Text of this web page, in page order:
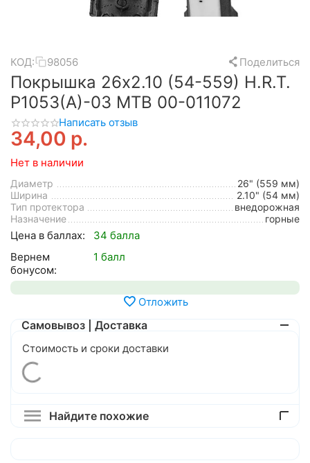
КОД: 98056 Поделиться
Покрышка 26x2.10 (54-559) H.R.T.
P1053(А)-03 MTB 00-011072
Написать отзыв
34,00 р.
Нет в наличии
Диаметр
26" (559 мм)
Ширина
2.10" (54 мм)
Тип протектора
внедорожная
Назначение
горные
Цена в баллах:
34 балла
Вернем
бонусом:
1 балл
Отложить
Самовывоз | Доставка
Стоимость и сроки доставки
Найдите похожие